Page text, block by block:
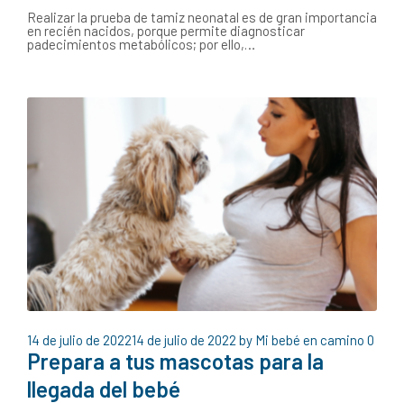
Realizar la prueba de tamiz neonatal es de gran importancia
en recién nacidos, porque permite diagnosticar
padecimientos metabólicos; por ello,…
14 de julio de 202214 de julio de 2022 by Mi bebé en camino 0
Prepara a tus mascotas para la
llegada del bebé